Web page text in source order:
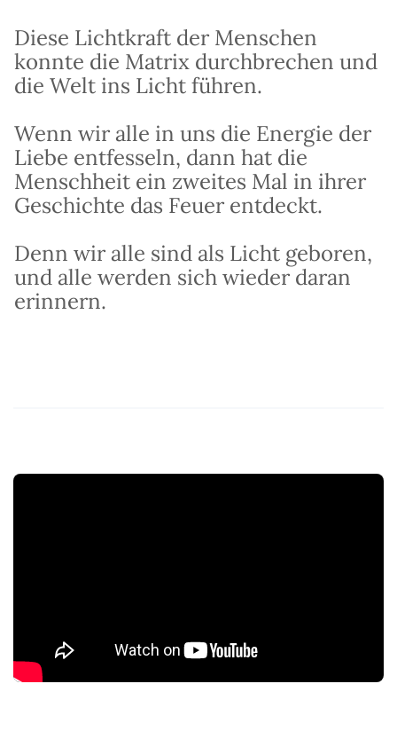
Diese Lichtkraft der Menschen
konnte die Matrix durchbrechen und
die Welt ins Licht führen.
Wenn wir alle in uns die Energie der
Liebe entfesseln, dann hat die
Menschheit ein zweites Mal in ihrer
Geschichte das Feuer entdeckt.
Denn wir alle sind als Licht geboren,
und alle werden sich wieder daran
erinnern.